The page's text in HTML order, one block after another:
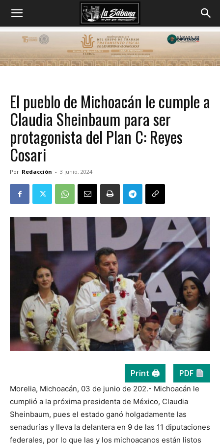
El pueblo de Michoacán le cumple a
Claudia Sheinbaum para ser
protagonista del Plan C: Reyes
Cosari
Por Redacción - 3 junio, 2024
Print 🖨 PDF
Morelia, Michoacán, 03 de junio de 202.- Michoacán le
cumplió a la próxima presidenta de México, Claudia
Sheinbaum, pues el estado ganó holgadamente las
senadurías y lleva la delantera en 9 de las 11 diputaciones
federales, por lo que las y los michoacanos están listos